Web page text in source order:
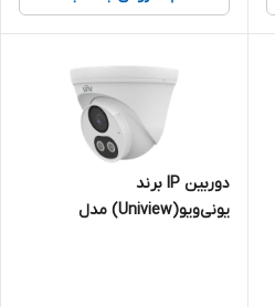
دوربین IP برند
یونی‌ویو(Uniview) مدل